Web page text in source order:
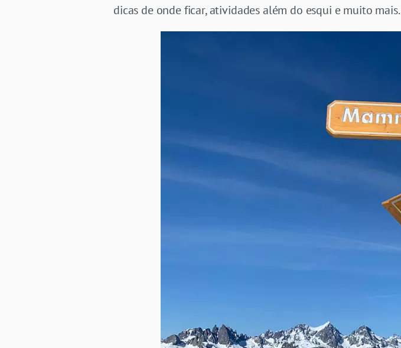
dicas de onde ficar, atividades além do esqui e muito mais.